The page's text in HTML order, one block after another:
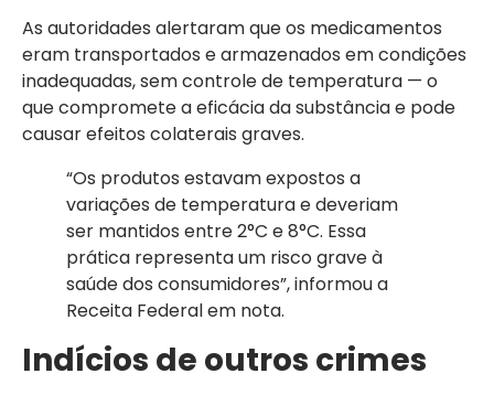
As autoridades alertaram que os medicamentos
eram transportados e armazenados em condições
inadequadas, sem controle de temperatura — o
que compromete a eficácia da substância e pode
causar efeitos colaterais graves.
“Os produtos estavam expostos a
variações de temperatura e deveriam
ser mantidos entre 2°C e 8°C. Essa
prática representa um risco grave à
saúde dos consumidores”, informou a
Receita Federal em nota.
Indícios de outros crimes